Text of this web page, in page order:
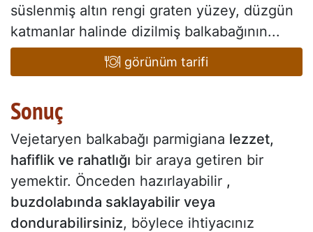
süslenmiş altın rengi graten yüzey, düzgün
katmanlar halinde dizilmiş balkabağının...
görünüm tarifi
Sonuç
Vejetaryen balkabağı parmigiana lezzet,
hafiflik ve rahatlığı bir araya getiren bir
yemektir. Önceden hazırlayabilir ,
buzdolabında saklayabilir veya
dondurabilirsiniz, böylece ihtiyacınız